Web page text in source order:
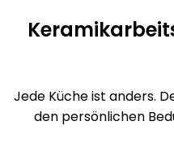
Jede Küche ist anders.
den persönlichen